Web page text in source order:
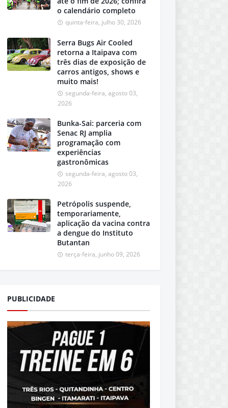
o calendário completo
quinta-feira, julho 30, 2026
Serra Bugs Air Cooled
retorna a Itaipava com
três dias de exposição de
carros antigos, shows e
muito mais!
segunda-feira, agosto 03,
2026
Bunka-Sai: parceria com
Senac RJ amplia
programação com
experiências
gastronômicas
segunda-feira, agosto 03,
2026
Petrópolis suspende,
temporariamente,
aplicação da vacina contra
a dengue do Instituto
Butantan
terça-feira, junho 09, 2026
PUBLICIDADE